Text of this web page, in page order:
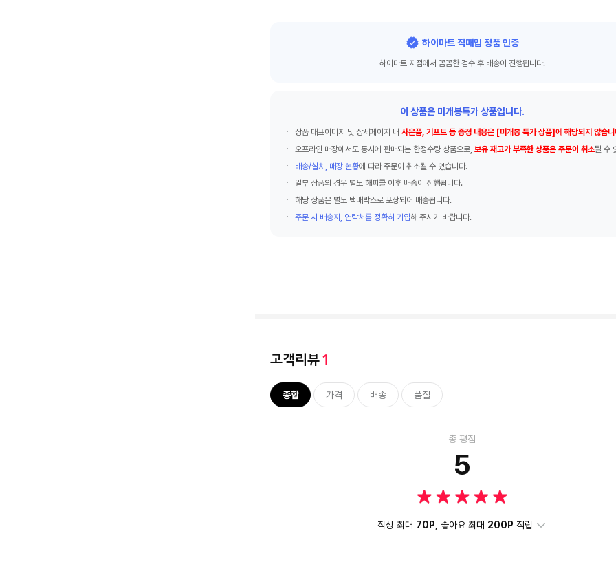
하이마트 직매입 정품 인증
하이마트 지점에서 꼼꼼한 검수 후 배송이 진행됩니다.
이 상품은 미개봉특가 상품입니다.
상품 대표이미지 및 상세페이지 내 사은품, 기프트 등 증정 내용은 [미개봉 특가 상품]에 해당되지 않습
오프라인 매장에서도 동시에 판매되는 한정수량 상품으로, 보유 재고가 부족한 상품은 주문이 취소될 수
배송/설치, 매장 현황에 따라 주문이 취소될 수 있습니다.
일부 상품의 경우 별도 해피콜 이후 배송이 진행됩니다.
해당 상품은 별도 택배박스로 포장되어 배송됩니다.
주문 시 배송지, 연락처를 정확히 기입해 주시기 바랍니다.
고객리뷰1
종합 가격 배송 품질
총 평점
5
작성 최대 70P , 좋아요 최대 200P 적립